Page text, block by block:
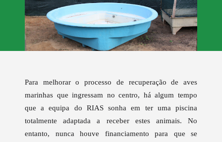
Para melhorar o processo de recuperação de aves
marinhas que ingressam no centro, há algum tempo
que a equipa do RIAS sonha em ter uma piscina
totalmente adaptada a receber estes animais. No
entanto, nunca houve financiamento para que se